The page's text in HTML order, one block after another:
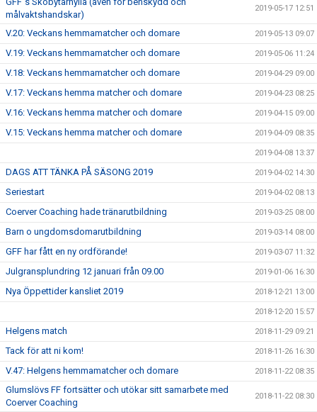
målvaktshandskar)
2019-05-17 12:51
V.20: Veckans hemmamatcher och domare 2019-05-13 09:07
V.19: Veckans hemmamatcher och domare 2019-05-06 11:24
V.18: Veckans hemmamatcher och domare 2019-04-29 09:00
V.17: Veckans hemma matcher och domare 2019-04-23 08:25
V.16: Veckans hemma matcher och domare 2019-04-15 09:00
V.15: Veckans hemma matcher och domare 2019-04-09 08:35
2019-04-08 13:37
DAGS ATT TÄNKA PÅ SÄSONG 2019 2019-04-02 14:30
Seriestart 2019-04-02 08:13
Coerver Coaching hade tränarutbildning 2019-03-25 08:00
Barn o ungdomsdomarutbildning 2019-03-14 08:00
GFF har fått en ny ordförande! 2019-03-07 11:32
Julgransplundring 12 januari från 09.00 2019-01-06 16:30
Nya Öppettider kansliet 2019 2018-12-21 13:00
2018-12-20 15:57
Helgens match 2018-11-29 09:21
Tack för att ni kom! 2018-11-26 16:30
V.47: Helgens hemmamatcher och domare 2018-11-22 08:35
Glumslövs FF fortsätter och utökar sitt samarbete med
Coerver Coaching
2018-11-22 08:30